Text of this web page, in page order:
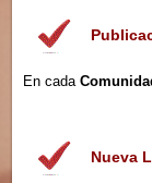
En cada
Nueva